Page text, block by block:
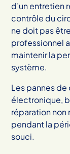
d’un entretien
contrôle du
ne doit pas
professionnel
maintenir la
système.
Les pannes
électronique,
réparation
pendant la
souci.